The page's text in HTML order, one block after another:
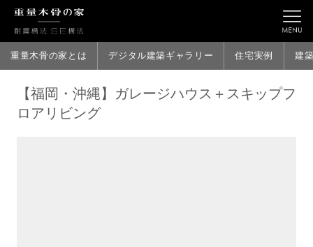
重量木骨の家とは デジタル建築ギャラリー 住宅実例 建
【福岡・沖縄】ガレージハウス＋スキップフ
ロアリビング